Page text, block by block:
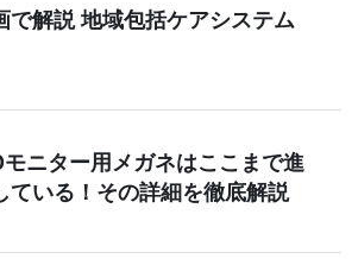
で解説 地域包括ケアシステム
モニター用メガネはここまで進
ている！その詳細を徹底解説